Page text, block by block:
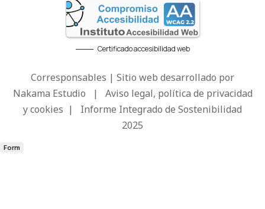
Certificado accesibilidad web
Corresponsables | Sitio web desarrollado por
Nakama Estudio | Aviso legal, política de privacidad
y cookies | Informe Integrado de Sostenibilidad
2025
Form